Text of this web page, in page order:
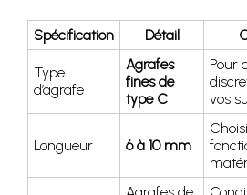
Spécification Détail
Type
d’agrafe
Agrafes
fines de
type C
Pour
vos
Longueur 6 à 10 mm